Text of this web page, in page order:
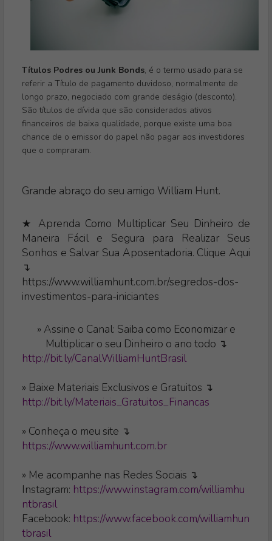
Títulos Podres ou Junk Bonds, é o termo usado para se
referir a Título de pagamento duvidoso, normalmente de
longo prazo, negociado com grande deságio (desconto).
São títulos de dívida que são considerados ativos
financeiros de baixa qualidade, porque existe uma boa
chance de o emissor do papel não pagar aos investidores
que o compraram.
Grande abraço do seu amigo William Hunt.
★ Aprenda Como Multiplicar Seu Dinheiro de
Maneira Fácil e Segura para Realizar Seus
Sonhos e Salvar Sua Aposentadoria. Clique Aqui
↴
https://www.williamhunt.com.br/segredos-dos-
investimentos-para-iniciantes
» Assine o Canal: Saiba como Economizar e
Multiplicar o seu Dinheiro o ano todo ↴
http://bit.ly/CanalWilliamHuntBrasil
» Baixe Materiais Exclusivos e Gratuitos ↴
http://bit.ly/Materiais_Gratuitos_Financas
» Conheça o meu site ↴
https://www.williamhunt.com.br
» Me acompanhe nas Redes Sociais ↴
Instagram: https://www.instagram.com/williamhu
ntbrasil
Facebook: https://www.facebook.com/williamhun
tbrasil